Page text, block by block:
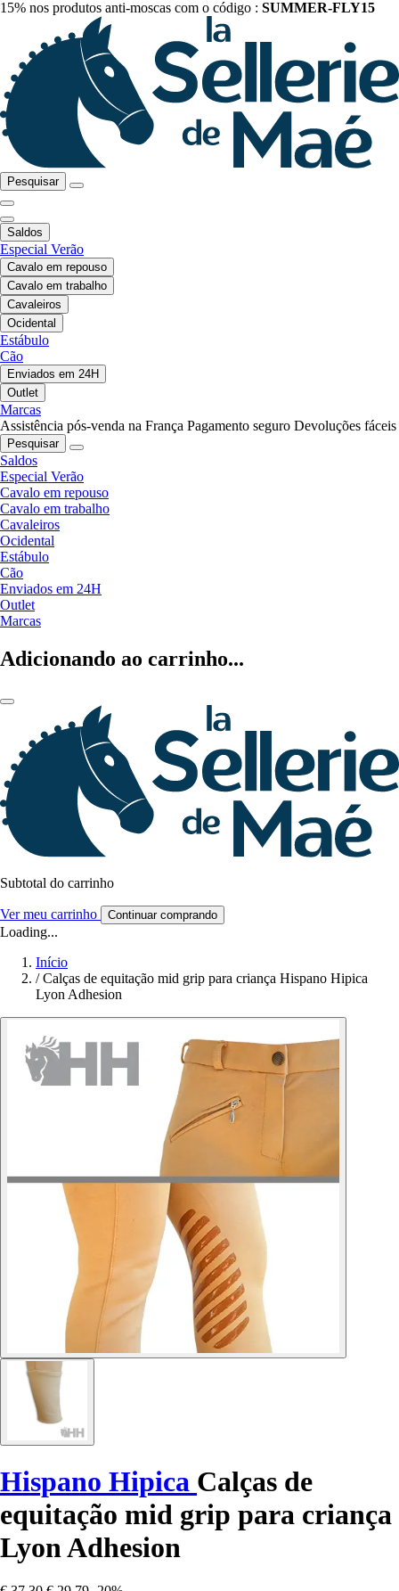
15% nos produtos anti-moscas com o código : SUMMER-FLY15
Pesquisar
Saldos
Especial Verão
Cavalo em repouso
Cavalo em trabalho
Cavaleiros
Ocidental
Estábulo
Cão
Enviados em 24H
Outlet
Marcas
Assistência pós-venda na França Pagamento seguro Devoluções fáceis
Pesquisar
Saldos
Especial Verão
Cavalo em repouso
Cavalo em trabalho
Cavaleiros
Ocidental
Estábulo
Cão
Enviados em 24H
Outlet
Marcas
Adicionando ao carrinho...
Subtotal do carrinho
Ver meu carrinho Continuar comprando
Loading...
Início
/ Calças de equitação mid grip para criança Hispano Hipica
Lyon Adhesion
Hispano Hipica Calças de
equitação mid grip para criança
Lyon Adhesion